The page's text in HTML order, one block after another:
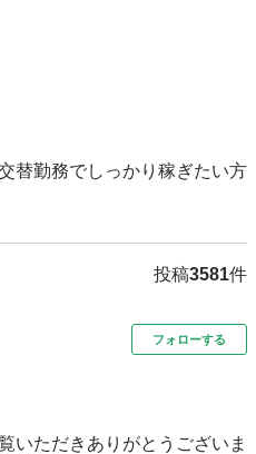
替勤務でしっかり稼ぎたい方
投稿3581件
フォローする
いただきありがとうございま